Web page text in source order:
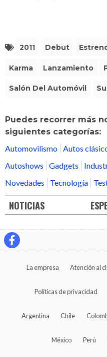
2011 Debut
Karma Lanzamiento
Salón Del Automóvil
Puedes recorrer más
siguientes categorías:
Automovilismo Autos
Autoshows
Gadgets
Novedades
Tecnología
NOTICIAS
La empresa Atención al
Políticas de privacidad
Argentina Chile
México Perú